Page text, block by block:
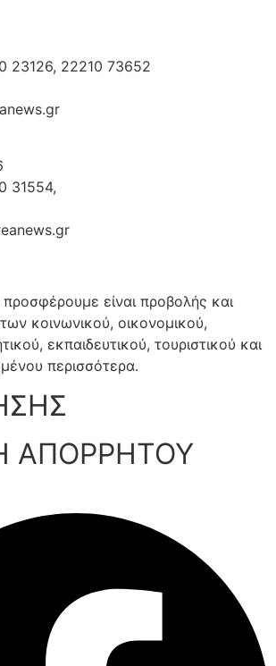
23126, 22210 73652
31554,
είναι προβολής και
κοινωνικού, οικονομικού,
εκπαιδευτικού, τουριστικού και
περισσότερα.
ΑΠΟΡΡΗΤΟΥ